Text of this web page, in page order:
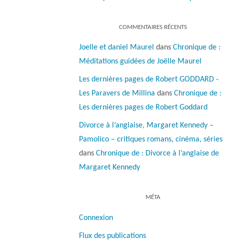
COMMENTAIRES RÉCENTS
Joelle et daniel Maurel dans Chronique de :
Méditations guidées de Joëlle Maurel
Les dernières pages de Robert GODDARD -
Les Paravers de Millina dans Chronique de :
Les dernières pages de Robert Goddard
Divorce à l’anglaise, Margaret Kennedy –
Pamolico – critiques romans, cinéma, séries
dans Chronique de : Divorce à l’anglaise de
Margaret Kennedy
MÉTA
Connexion
Flux des publications